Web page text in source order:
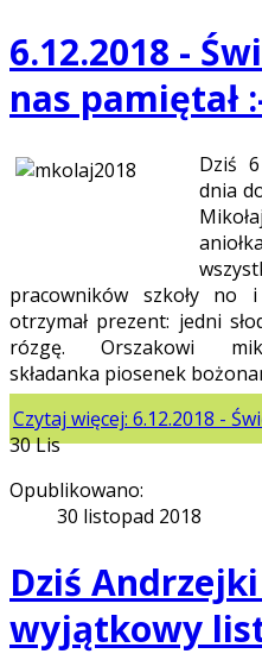
6.12.2018 -
nas pamiętał
Dziś
dnia
pracowników szkoły no
otrzymał prezent: jedni
rózgę. Orszakowi
składanka piosenek
Czytaj więcej: 6.12.2018 -
30Lis
Opublikowano:
30 listopad 2018
Dziś
wyjątkowy